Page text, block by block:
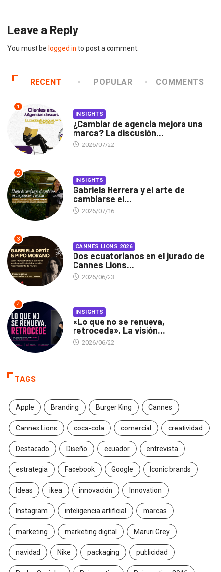
Leave a Reply
You must be logged in to post a comment.
RECENT POPULAR COMMENTS
1
INSIGHTS
¿Cambiar de agencia mejora una
marca? La discusión...
2026/07/22
2
INSIGHTS
Gabriela Herrera y el arte de
cambiarse el...
2026/07/16
3
CANNES LIONS 2026
Dos ecuatorianos en el jurado de
Cannes Lions...
2026/06/23
4
INSIGHTS
«Lo que no se renueva,
retrocede». La visión...
2026/06/22
TAGS
Apple Branding Burger King Cannes
Cannes Lions coca-cola comercial creatividad
Destacado Diseño ecuador entrevista
estrategia Facebook Google Iconic brands
Ideas ikea innovación Innovation
Instagram inteligencia artificial marcas
marketing marketing digital Maruri Grey
navidad Nike packaging publicidad